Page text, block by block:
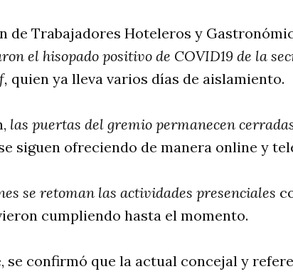
de Trabajadores Hoteleros y
el hisopado positivo de COVID19 de la
quien ya lleva varios días de aislamiento.
las puertas del gremio permanecen
siguen ofreciendo de manera online y
se retoman las actividades presenciales
cumpliendo hasta el momento.
se confirmó que la actual concejal y